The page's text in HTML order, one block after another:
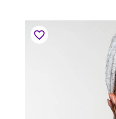
favorite_border